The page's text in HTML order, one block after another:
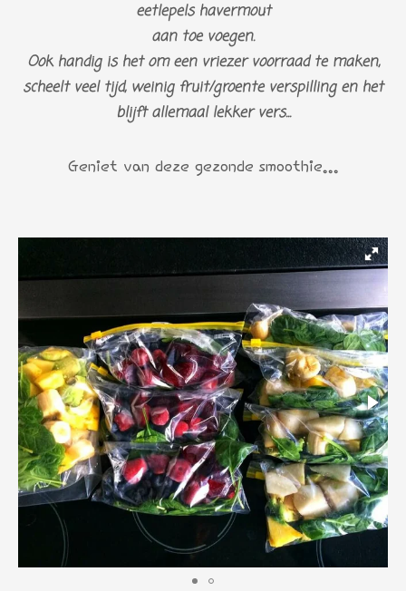
eetlepels havermout
aan toe voegen.
Ook handig is het om een vriezer voorraad te maken,
scheelt veel tijd, weinig fruit/groente verspilling en het
blijft allemaal lekker vers...
Geniet van deze gezonde smoothie...